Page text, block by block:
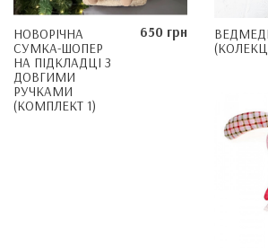
НОВОРІЧНА
СУМКА-ШОПЕР
НА ПІДКЛАДЦІ З
ДОВГИМИ
РУЧКАМИ
(КОМПЛЕКТ 1)
650 грн